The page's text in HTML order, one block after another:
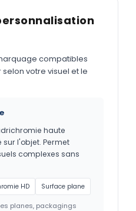
compatibles
votre visuel et le
haute
l'objet. Permet
complexes sans
HD Surface plane
planes, packagings